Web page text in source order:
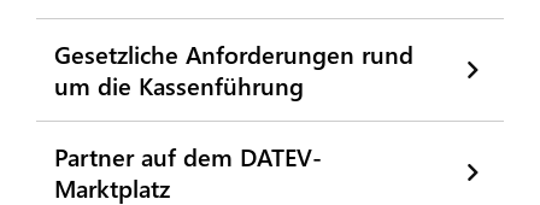
Gesetzliche Anforderungen rund
um die Kassenführung
Partner auf dem DATEV-
Marktplatz